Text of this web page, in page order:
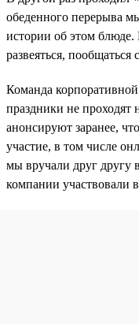
обеденного перерыва
истории об этом блюде.
развеяться, пообщаться
Команда
праздники не проходят
анонсируют заранее,
участие, в том числе
мы вручали друг другу
компании участвовали